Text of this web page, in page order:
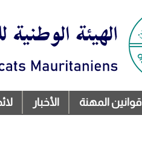
قوانين المهنة الأخبار